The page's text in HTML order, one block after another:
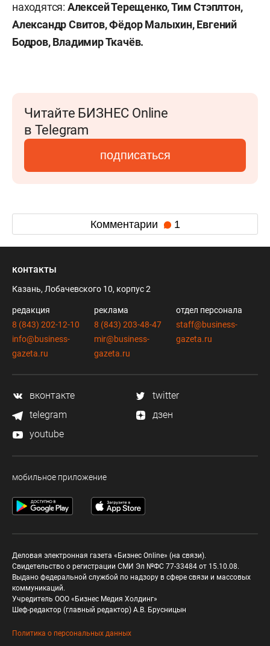
находятся: Алексей Терещенко, Тим Стэплтон,
Александр Свитов, Фёдор Малыхин, Евгений
Бодров, Владимир Ткачёв.
Читайте БИЗНЕС Online
в Telegram
подписаться
Комментарии 1
контакты
Казань, Лобачевского 10, корпус 2
редакция
8 (843) 202-12-10
info@business-
gazeta.ru
реклама
8 (843) 203-48-47
mir@business-
gazeta.ru
отдел персонала
staff@business-
gazeta.ru
вконтакте
twitter
telegram
дзен
youtube
мобильное приложение
Деловая электронная газета «Бизнес Online» (на связи).
Свидетельство о регистрации СМИ Эл №ФС 77-33484 от 15.10.08.
Выдано федеральной службой по надзору в сфере связи и массовых
коммуникаций.
Учредитель ООО «Бизнес Медия Холдинг»
Шеф-редактор (главный редактор) А.В. Брусницын
Политика о персональных данных